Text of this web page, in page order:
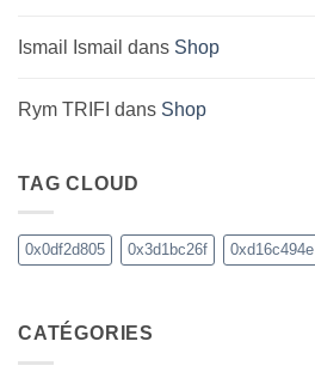
Ismail Ismail dans Shop
Rym TRIFI dans Shop
TAG CLOUD
0x0df2d805 0x3d1bc26f 0xd16c494e
CATÉGORIES